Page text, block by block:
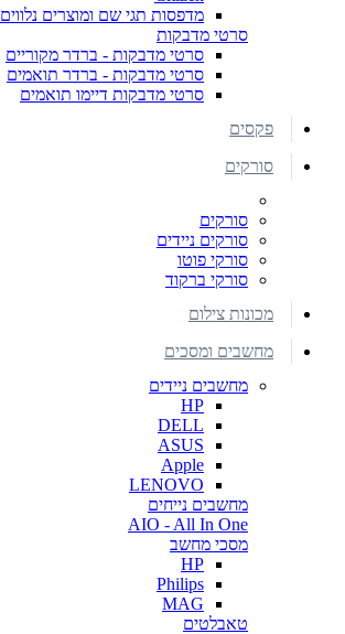
מדפסות תגי שם ומוצרים נלווים
סרטי מדבקות
סרטי מדבקות - ברדר מקוריים
סרטי מדבקות - ברדר תואמים
סרטי מדבקות דיימו תואמים
פקסים
סורקים
סורקים
סורקים ניידים
סורקי פוטו
סורקי ברקוד
מכונות צילום
מחשבים ומסכים
מחשבים ניידים
HP
DELL
ASUS
Apple
LENOVO
מחשבים נייחים
AIO - All In One
מסכי מחשב
HP
Philips
MAG
טאבלטים